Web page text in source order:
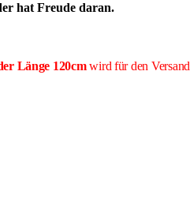
hat Freude daran.
Länge 120cmwird für den Versand